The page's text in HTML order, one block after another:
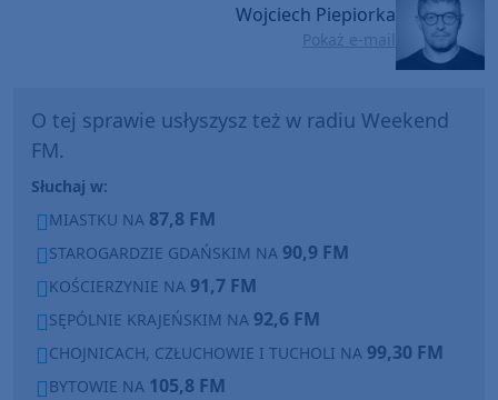
Wojciech Piepiorka
Pokaż e-mail
O tej sprawie usłyszysz też w radiu Weekend
FM.
Słuchaj w:
MIASTKU NA 87,8 FM
STAROGARDZIE GDAŃSKIM NA 90,9 FM
KOŚCIERZYNIE NA 91,7 FM
SĘPÓLNIE KRAJEŃSKIM NA 92,6 FM
CHOJNICACH, CZŁUCHOWIE I TUCHOLI NA 99,30 FM
BYTOWIE NA 105,8 FM